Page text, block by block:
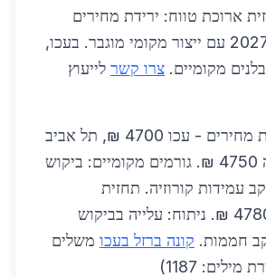
ארוכת טווח: ירידת מחירים
ל-4500 ₪ ב-2027 עם ייצור מקומי מוגבר. בעכו,
מקומיים. צרו קשר לייעוץ
הרחבה: השוואת מחירים - עכו 4700 ₪, תל אביב
4850 ₪, חיפה 4750 ₪. גורמים מקומיים: ביקוש
עמידות קורוזיה. תחזית
חודשית: מרץ 4780 ₪. ניתוח: עלייה בביקוש
קונה ברזל בעכו משלים
1187)